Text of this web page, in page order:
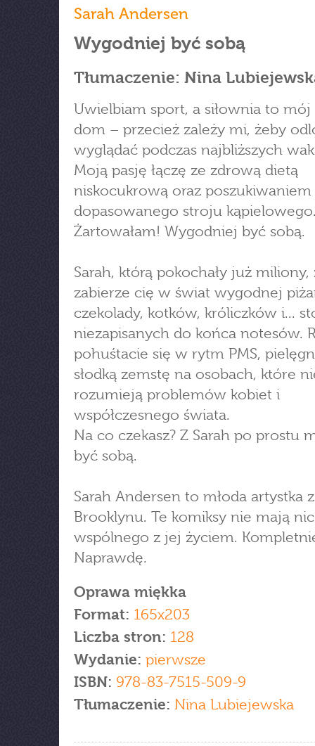
Sarah Andersen
Wygodniej być sobą
Tłumaczenie: Nina
Uwielbiam sport, a siłownia to
dom – przecież zależy mi, żeby
wyglądać podczas najbliższych
Moją pasję łączę ze zdrową dietą
niskocukrową oraz
dopasowanego stroju
Żartowałam! Wygodniej być sobą.
Sarah, którą pokochały już
zabierze cię w świat wygodnej
czekolady, kotków, króliczków i...
niezapisanych do końca notesów.
pohuśtacie się w rytm PMS,
słodką zemstę na osobach, które
rozumieją problemów kobiet i
współczesnego świata.
Na co czekasz? Z Sarah po prostu
być sobą.
Sarah Andersen to młoda artystka z
Brooklynu. Te komiksy nie mają nic
wspólnego z jej życiem.
Naprawdę.
Oprawa miękka
Format: 165x203
Liczba stron: 128
Wydanie: pierwsze
ISBN: 978-83-7515-509-9
Tłumaczenie: Nina Lubiejewska